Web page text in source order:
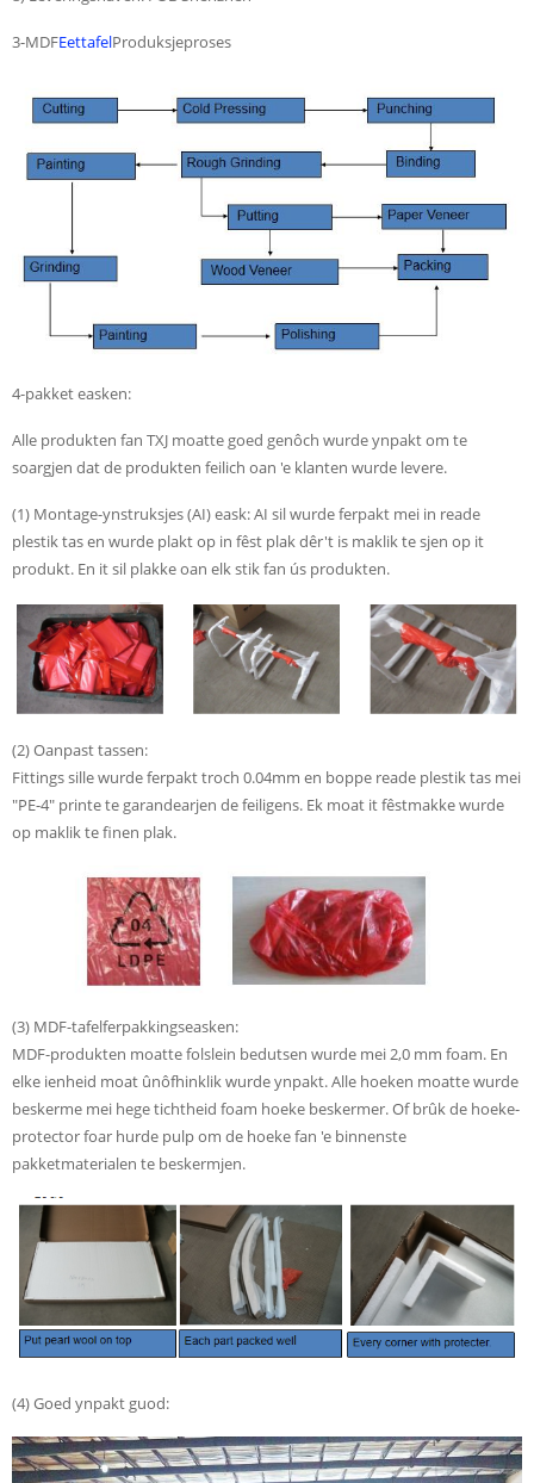
3-MDFEettafelProduksjeproses
4-pakket easken:
Alle produkten fan TXJ moatte goed genôch wurde ynpakt om te
soargjen dat de produkten feilich oan 'e klanten wurde levere.
(1) Montage-ynstruksjes (AI) eask: AI sil wurde ferpakt mei in reade
plestik tas en wurde plakt op in fêst plak dêr't is maklik te sjen op it
produkt. En it sil plakke oan elk stik fan ús produkten.
(2) Oanpast tassen:
Fittings sille wurde ferpakt troch 0.04mm en boppe reade plestik tas mei
"PE-4" printe te garandearjen de feiligens. Ek moat it fêstmakke wurde
op maklik te finen plak.
(3) MDF-tafelferpakkingseasken:
MDF-produkten moatte folslein bedutsen wurde mei 2,0 mm foam. En
elke ienheid moat ûnôfhinklik wurde ynpakt. Alle hoeken moatte wurde
beskerme mei hege tichtheid foam hoeke beskermer. Of brûk de hoeke-
protector foar hurde pulp om de hoeke fan 'e binnenste
pakketmaterialen te beskermjen.
(4) Goed ynpakt guod: